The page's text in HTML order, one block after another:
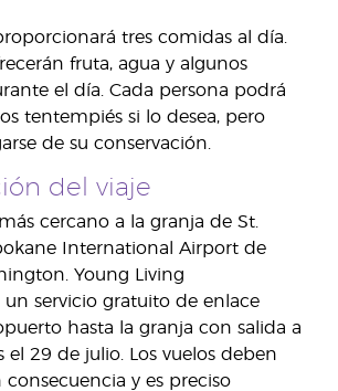
tres comidas al día.
fruta, agua y algunos
el día. Cada persona podrá
tentempiés si lo desea, pero
de su conservación.
del viaje
cercano a la granja de St.
International Airport de
Young Living
servicio gratuito de enlace
hasta la granja con salida a
el 29 de julio. Los vuelos deben
consecuencia y es preciso